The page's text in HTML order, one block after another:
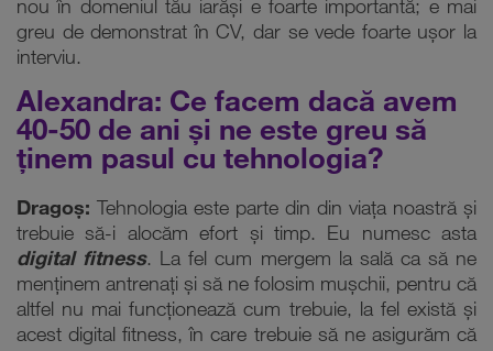
nou în domeniul tău iarăși e foarte importantă; e mai
greu de demonstrat în CV, dar se vede foarte ușor la
interviu.
Alexandra: Ce facem dacă avem
40-50 de ani și ne este greu să
ținem pasul cu tehnologia?
Dragoș:
Tehnologia este parte din din viața noastră și
trebuie să-i alocăm efort și timp. Eu numesc asta
digital fitness. La fel cum mergem la sală ca să ne
menținem antrenați și să ne folosim mușchii, pentru că
altfel nu mai funcționează cum trebuie, la fel există și
acest digital fitness, în care trebuie să ne asigurăm că